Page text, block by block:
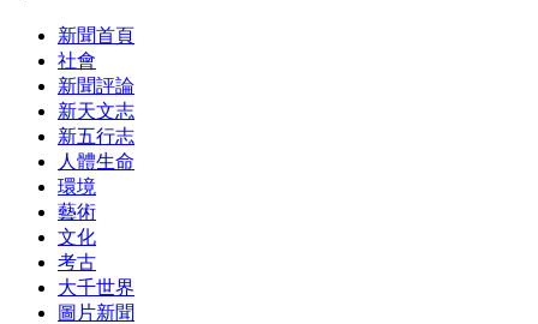
新聞首頁
社會
新聞評論
新天文志
新五行志
人體生命
環境
藝術
文化
考古
大千世界
圖片新聞